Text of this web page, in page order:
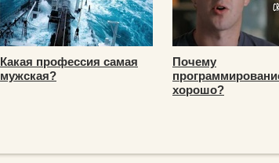
Какая профессия самая
мужская?
Почему
хорошо?